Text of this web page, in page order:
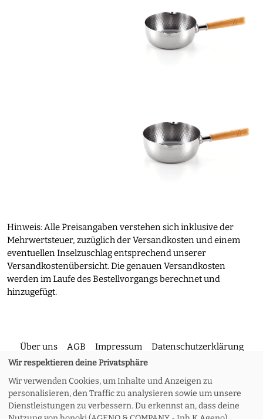
Hinweis: Alle Preisangaben verstehen sich inklusive der
Mehrwertsteuer, zuzüglich der Versandkosten und einem
eventuellen Inselzuschlag entsprechend unserer
Versandkostenübersicht. Die genauen Versandkosten
werden im Laufe des Bestellvorgangs berechnet und
hinzugefügt.
Über uns AGB Impressum Datenschutzerklärung
Kontakt Versand und Rückgabe Widerruf
Wir respektieren deine Privatsphäre
Wir verwenden Cookies, um Inhalte und Anzeigen zu
personalisieren, den Traffic zu analysieren sowie um unsere
Dienstleistungen zu verbessern. Du erkennst an, dass deine